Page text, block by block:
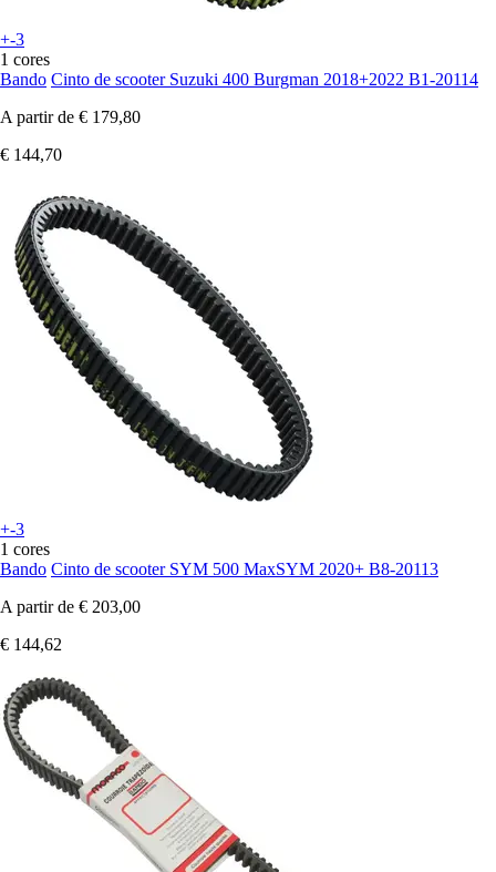
+-3
1 cores
Bando Cinto de scooter Suzuki 400 Burgman 2018+2022 B1-20114
A partir de € 179,80
€ 144,70
+-3
1 cores
Bando Cinto de scooter SYM 500 MaxSYM 2020+ B8-20113
A partir de € 203,00
€ 144,62